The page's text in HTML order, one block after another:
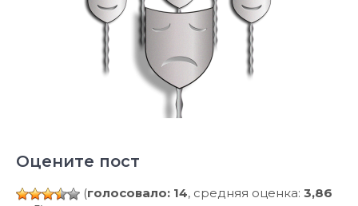
Оцените пост
(голосовало: 14, средняя оценка: 3,86